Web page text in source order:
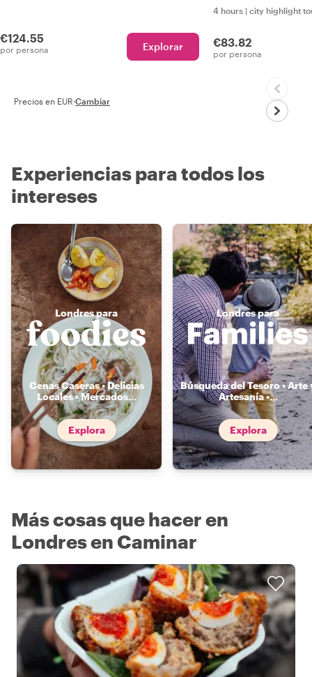
€124.55
por persona Explorar
4 hours | city highlight
€83.82
por persona
Precios en EUR·Cambiar
Experiencias para todos los
intereses
Londres para
Cenas Caseras • Delicias
Locales • Mercados...
Explora
Londres para
Búsqueda del Tesoro • Arte
Artesanía •...
Explora
Más cosas que hacer en
Londres en Caminar